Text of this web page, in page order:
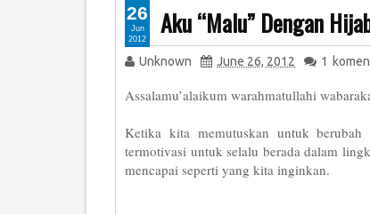
Aku “Malu” Dengan
Unknown June 26, 2012 1
Assalamu’alaikum warahmatullahi
Ketika kita memutuskan untuk
termotivasi untuk selalu berada dalam
mencapai seperti yang kita inginkan.
26
Jun
2012